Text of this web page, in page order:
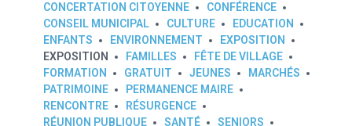
CONCERTATION CITOYENNE
CONFÉRENCE
CONSEIL MUNICIPAL
CULTURE
EDUCATION
ENFANTS
ENVIRONNEMENT
EXPOSITION
EXPOSITION
FAMILLES
FÊTE DE VILLAGE
FORMATION
GRATUIT JEUNES
MARCHÉS
PATRIMOINE
PERMANENCE MAIRE
RENCONTRE
RÉSURGENCE
RÉUNION PUBLIQUE
SANTÉ
SENIORS